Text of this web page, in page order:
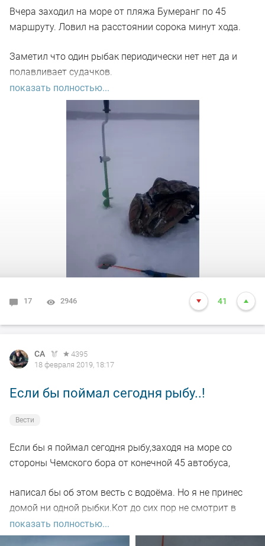
Вчера заходил на море от пляжа Бумеранг по 45
маршруту. Ловил на расстоянии сорока минут хода.
Заметил что один рыбак периодически нет нет да и
полавливает судачков.
Надо отдать Ему должное=отпускал их обратно в
После очередного пойманного им судачка , его лунка
почему-то оказалась рядом со моей.))
На мой вопрос на что он ловит,показал мне блесну ,на
которой было написано Судачья.
И тут мне все стало ясно, почему у меня не клюёт
судак . У меня на блесне нет этой надписи!
Откуда же ему знать ,что моя блесна тоже для него!
Его ответ о стоимости блесны заставил меня
задуматься .Дороговато.. до пенсии ещё далеко.
Весь вечер эта надпись не выходила у меня из головы.
А что , если самому подписать свои блесны?
Шилом на вертикальной блесне ,купленной ещё 30 лет
На своем любимом кастмастере на писал : Окунёвая.
Не забыл даже Толстолобика . Вон на Ине уже ловят!
45 автобуса от первой бровки с 9 часов утра
показать полностью...
17 2946 41
СА
4395
18 февраля 2019, 18:17
Если бы поймал сегодня рыбу..!
Вести
Если бы я поймал сегодня рыбу,заходя на море со
стороны Чемского бора от конечной 45 автобуса,
написал бы об этом весть с водоёма. Но я не принес
домой ни одной рыбки.Кот до сих пор не смотрит в
мою сторону).
показать полностью...